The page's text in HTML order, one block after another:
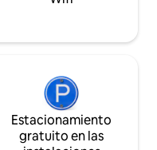
Estacionamiento
gratuito en las